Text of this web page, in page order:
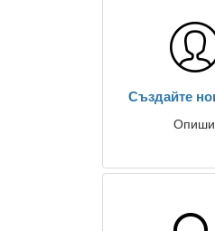
Създайте
Опиши